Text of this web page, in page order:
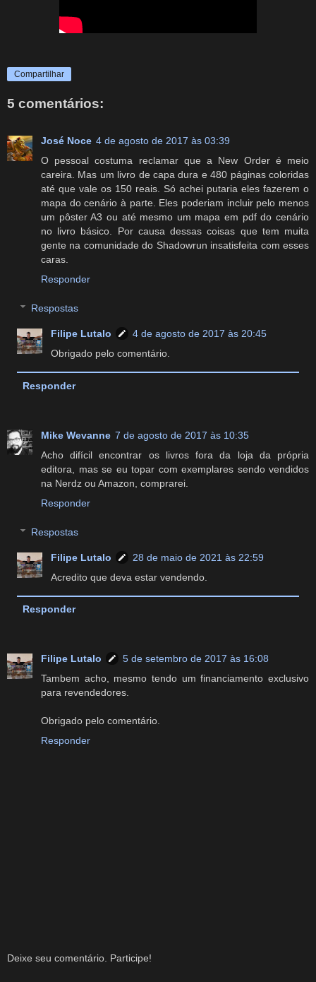
Compartilhar
5 comentários:
José Noce 4 de agosto de 2017 às 03:39
O pessoal costuma reclamar que a New Order é meio
careira. Mas um livro de capa dura e 480 páginas coloridas
até que vale os 150 reais. Só achei putaria eles fazerem o
mapa do cenário à parte. Eles poderiam incluir pelo menos
um pôster A3 ou até mesmo um mapa em pdf do cenário
no livro básico. Por causa dessas coisas que tem muita
gente na comunidade do Shadowrun insatisfeita com esses
caras.
Responder
Respostas
Filipe Lutalo
4 de agosto de 2017 às 20:45
Obrigado pelo comentário.
Responder
Mike Wevanne 7 de agosto de 2017 às 10:35
Acho difícil encontrar os livros fora da loja da própria
editora, mas se eu topar com exemplares sendo vendidos
na Nerdz ou Amazon, comprarei.
Responder
Respostas
Filipe Lutalo
28 de maio de 2021 às 22:59
Acredito que deva estar vendendo.
Responder
Filipe Lutalo
5 de setembro de 2017 às 16:08
Tambem acho, mesmo tendo um financiamento exclusivo
para revendedores.
Obrigado pelo comentário.
Responder
Deixe seu comentário. Participe!